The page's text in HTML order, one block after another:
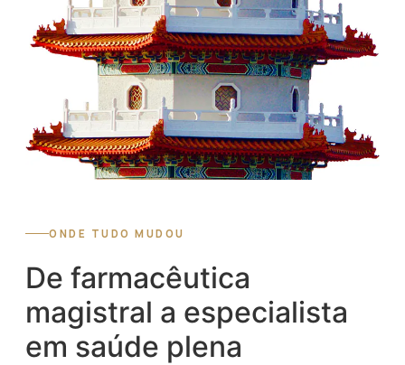
ONDE TUDO MUDOU
De farmacêutica
magistral a especialista
em saúde plena